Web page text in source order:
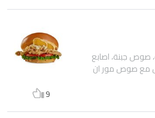
صوص جبنة، اصابع
مع صوص مور ان
9